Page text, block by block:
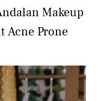
Makeup
Acne Prone